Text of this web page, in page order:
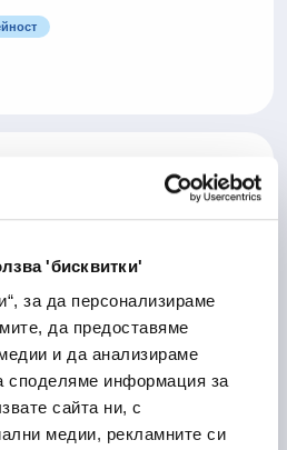
'бисквитки'
за да персонализираме
да предоставяме
и да анализираме
споделяме информация за
сайта ни, с
медии, рекламните си
-
06/07/2026